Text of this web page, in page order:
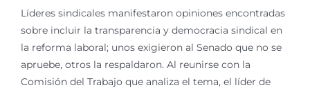
Líderes sindicales manifestaron opiniones encontradas
sobre incluir la transparencia y democracia sindical en
la reforma laboral; unos exigieron al Senado que no se
apruebe, otros la respaldaron. Al reunirse con la
Comisión del Trabajo que analiza el tema, el líder de